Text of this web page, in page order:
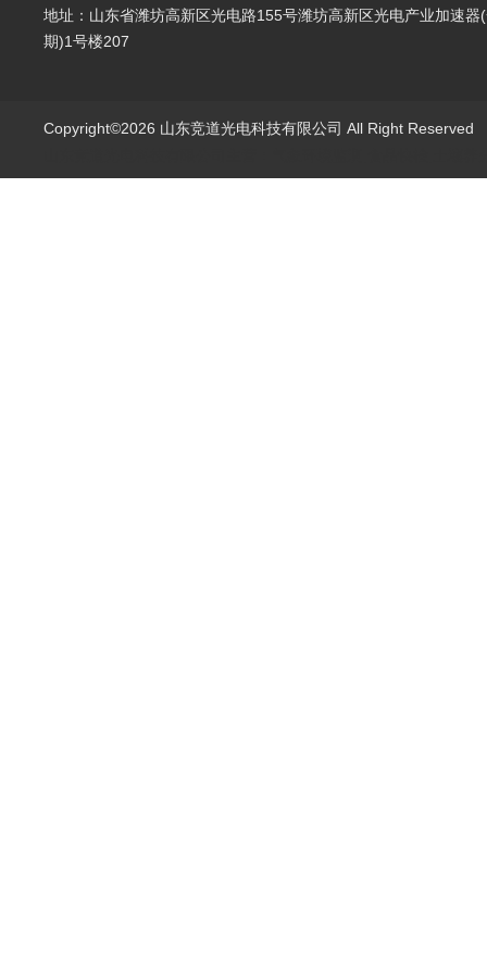
地址：山东省潍坊高新区光电路155号潍坊高新区光电产业加速器
期)1号楼207
Copyright©2026 山东竞道光电科技有限公司 All Right